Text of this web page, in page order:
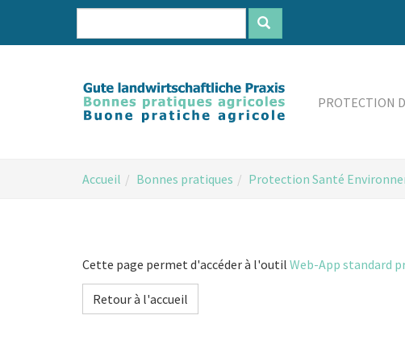
contenu
PROTECTION
are
Accueil Bonnes pratiques Protection Santé
Cette page permet d'accéder à l'outil Web-App standard
Retour à l'accueil